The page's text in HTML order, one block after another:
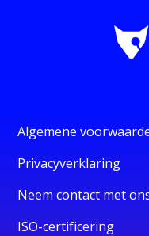
Algemene
Privacyverklaring
Neem contact met
ISO-certificering